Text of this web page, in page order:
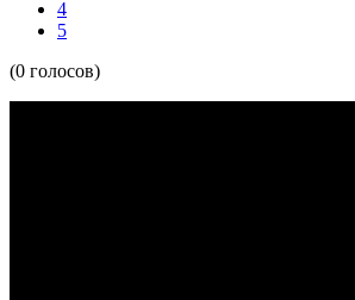
4
5
(0 голосов)